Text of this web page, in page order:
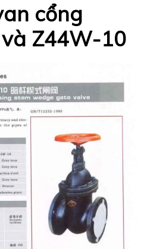
cổng
Z44W-10